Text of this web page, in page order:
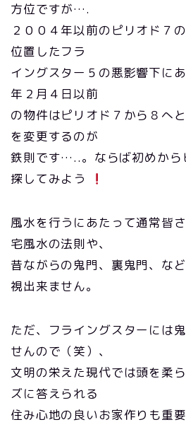
方位ですが….
２００４年以前のピリオド７
位置したフラ
イングスター５の悪影響下に
年２月４日以前
の物件はピリオド７から８へ
を変更するのが
鉄則です…..。ならば初めから
探してみよう
風水を行うにあたって通常皆
宅風水の法則や、
昔ながらの鬼門、裏鬼門、な
視出来ません。
ただ、フライングスターには
せんので（笑）、
文明の栄えた現代では頭を柔
ズに答えられる
住み心地の良いお家作りも重